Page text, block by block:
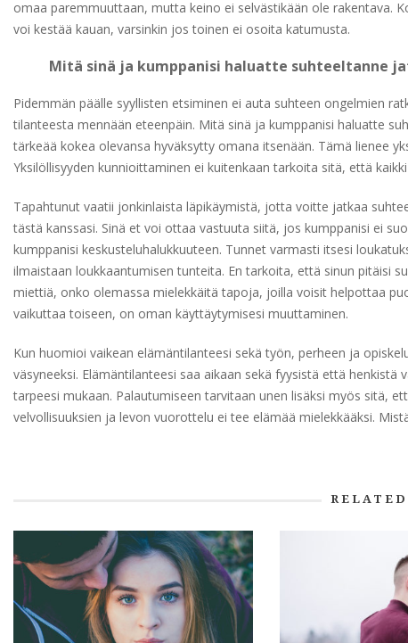
omaa paremmuuttaan, mutta keino ei selvästikään ole rakentava.
voi kestää kauan, varsinkin jos toinen ei osoita katumusta.
Mitä sinä ja kumppanisi haluatte suhteeltanne
Pidemmän päälle syyllisten etsiminen ei auta suhteen ongelmien
tilanteesta mennään eteenpäin. Mitä sinä ja kumppanisi haluatte
tärkeää kokea olevansa hyväksytty omana itsenään. Tämä lienee
Yksilöllisyyden kunnioittaminen ei kuitenkaan tarkoita sitä, että
Tapahtunut vaatii jonkinlaista läpikäymistä, jotta voitte jatkaa
tästä kanssasi. Sinä et voi ottaa vastuuta siitä, jos kumppanisi ei
kumppanisi keskusteluhalukkuuteen. Tunnet varmasti itsesi
ilmaistaan loukkaantumisen tunteita. En tarkoita, että sinun pitäisi
miettiä, onko olemassa mielekkäitä tapoja, joilla voisit helpottaa
vaikuttaa toiseen, on oman käyttäytymisesi muuttaminen.
Kun huomioi vaikean elämäntilanteesi sekä työn, perheen ja
väsyneeksi. Elämäntilanteesi saa aikaan sekä fyysistä että
tarpeesi mukaan. Palautumiseen tarvitaan unen lisäksi myös sitä,
velvollisuuksien ja levon vuorottelu ei tee elämää mielekkääksi.